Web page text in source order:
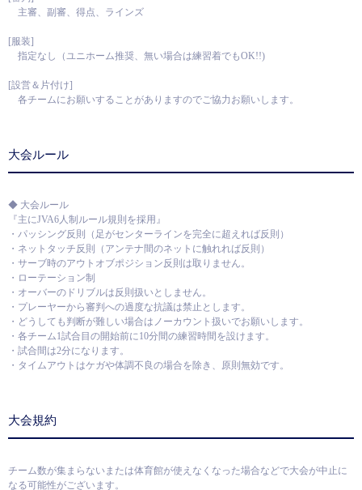
主審、副審、得点、ラインズ
[服装]
指定なし（ユニホーム推奨、無い場合は練習着でもOK!!)
[設営＆片付け]
各チームにお願いすることがありますのでご協力お願いします。
大会ルール
◆ 大会ルール
『主にJVA6人制ルール規則を採用』
・パッシング反則（足がセンターラインを完全に超えれば反則）
・ネットタッチ反則（アンテナ間のネットに触れれば反則）
・サーブ時のアウトオブポジション反則は取りません。
・ローテーション制
・オーバーのドリブルは反則扱いとしません。
・プレーヤーから審判への過度な抗議は禁止とします。
・どうしても判断が難しい場合はノーカウント扱いでお願いします。
・各チーム1試合目の開始前に10分間の練習時間を設けます。
・試合間は2分になります。
・タイムアウトはケガや体調不良の場合を除き、原則無効です。
大会規約
チーム数が集まらないまたは体育館が使えなくなった場合などで大会が中止に
なる可能性がございます。